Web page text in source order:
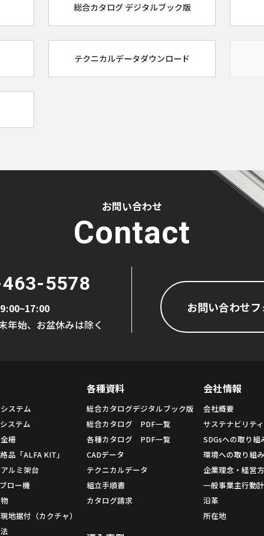
総合カタログ デジタルブック版
テクニカルデータダウンロード
お問い合わせ
Contact
5578
9:00~17:00
年始、お盆休みは除く
お問い合わせフ
ステム
ステム
柵
品「ALFA KIT」
ルミ架台
ロー機
地据付（カクチャ）
各種資料
総合カタログデジタルブック版
総合カタログ PDF一覧
各種カタログ PDF一覧
CADデータ
テクニカルデータ
組立手順書
カタログ請求
会社情報
会社概要
サステナビリティ
SDGsへの取り組
環境への取り組み
企業理念・経営
一般事業主行動
沿革
所在地